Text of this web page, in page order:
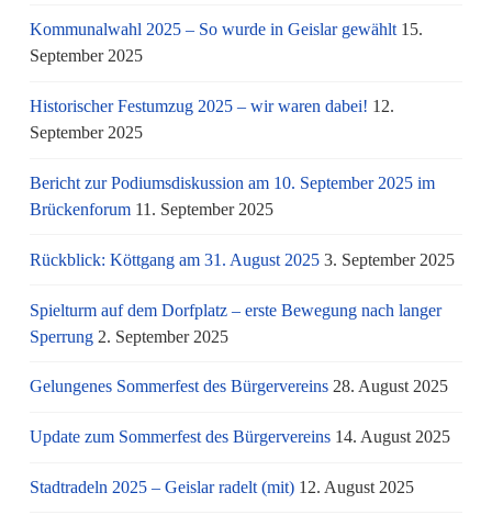
Kommunalwahl 2025 – So wurde in Geislar gewählt 15.
September 2025
Historischer Festumzug 2025 – wir waren dabei! 12.
September 2025
Bericht zur Podiumsdiskussion am 10. September 2025 im
Brückenforum 11. September 2025
Rückblick: Köttgang am 31. August 2025 3. September 2025
Spielturm auf dem Dorfplatz – erste Bewegung nach langer
Sperrung 2. September 2025
Gelungenes Sommerfest des Bürgervereins 28. August 2025
Update zum Sommerfest des Bürgervereins 14. August 2025
Stadtradeln 2025 – Geislar radelt (mit) 12. August 2025